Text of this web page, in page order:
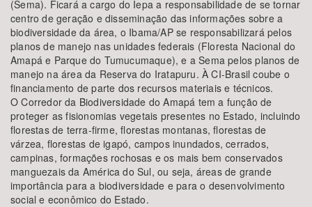
(Sema). Ficará a cargo do Iepa a responsabilidade de se tornar
centro de geração e disseminação das informações sobre a
biodiversidade da área, o Ibama/AP se responsabilizará pelos
planos de manejo nas unidades federais (Floresta Nacional do
Amapá e Parque do Tumucumaque), e a Sema pelos planos de
manejo na área da Reserva do Iratapuru. À CI-Brasil coube o
financiamento de parte dos recursos materiais e técnicos.
O Corredor da Biodiversidade do Amapá tem a função de
proteger as fisionomias vegetais presentes no Estado, incluindo
florestas de terra-firme, florestas montanas, florestas de
várzea, florestas de igapó, campos inundados, cerrados,
campinas, formações rochosas e os mais bem conservados
manguezais da América do Sul, ou seja, áreas de grande
importância para a biodiversidade e para o desenvolvimento
social e econômico do Estado.